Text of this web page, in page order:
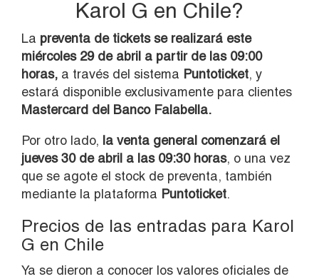
Karol G en Chile?
La preventa de tickets se realizará este
miércoles 29 de abril a partir de las 09:00
horas, a través del sistema Puntoticket, y
estará disponible exclusivamente para clientes
Mastercard del Banco Falabella.
Por otro lado, la venta general comenzará el
jueves 30 de abril a las 09:30 horas, o una vez
que se agote el stock de preventa, también
mediante la plataforma Puntoticket.
Precios de las entradas para Karol
G en Chile
Ya se dieron a conocer los valores oficiales de